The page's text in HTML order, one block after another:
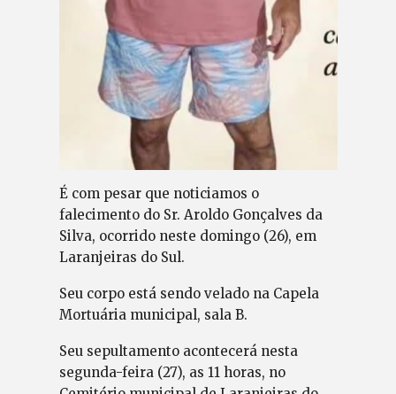
É com pesar que noticiamos o
falecimento do Sr. Aroldo Gonçalves da
Silva, ocorrido neste domingo (26), em
Laranjeiras do Sul.
Seu corpo está sendo velado na Capela
Mortuária municipal, sala B.
Seu sepultamento acontecerá nesta
segunda-feira (27), as 11 horas, no